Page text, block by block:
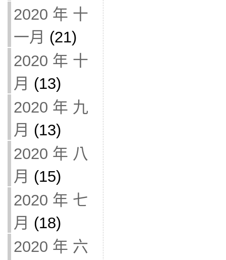
2020 年 十
一月 (21)
2020 年 十
月 (13)
2020 年 九
月 (13)
2020 年 八
月 (15)
2020 年 七
月 (18)
2020 年 六